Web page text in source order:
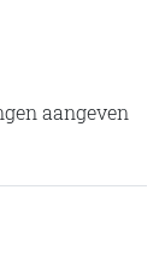
aangeven